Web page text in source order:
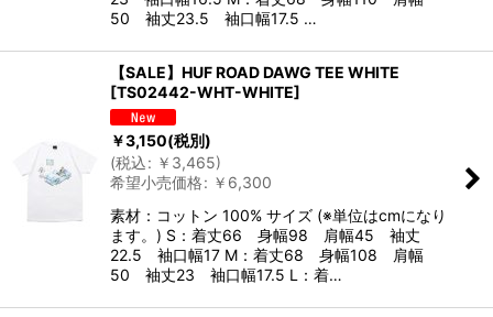
50 袖丈23.5 袖口幅17.5 …
【SALE】HUF ROAD DAWG TEE WHITE
[TS02442-WHT-WHITE]
￥3,150(税別)
(税込: ￥ 3,465)
希望小売価格: ￥ 6,300
素材：コットン 100% サイズ (※単位はcmになり
ます。) S：着丈66 身幅98 肩幅45 袖丈
22.5 袖口幅17 M：着丈68 身幅108 肩幅
50 袖丈23 袖口幅17.5 L：着…